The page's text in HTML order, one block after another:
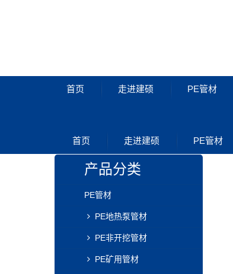
首页 走进建硕 PE管材
首页 走进建硕 PE管材
产品分类
PE管材
PE地热泵管材
PE非开挖管材
PE矿用管材